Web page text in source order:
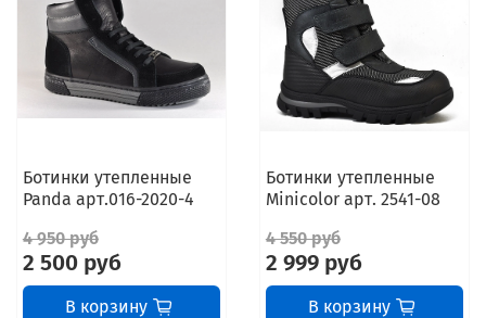
Ботинки утепленные
Panda арт.016-2020-4
4 950 руб
2 500 руб
В корзину
Ботинки утепленные
Minicolor арт. 2541-08
4 550 руб
2 999 руб
В корзину